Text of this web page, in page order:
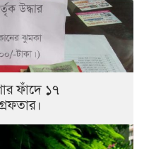
ফাঁদে ১৭